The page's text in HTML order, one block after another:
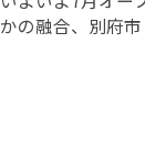
かの融合、別府